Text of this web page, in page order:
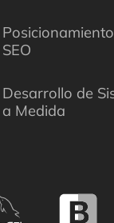
SEO
Desarrollo de
a Medida